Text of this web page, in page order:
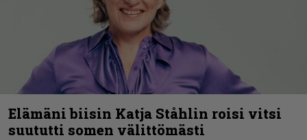
Elämäni biisin Katja Ståhlin roisi vitsi
suututti somen välittömästi